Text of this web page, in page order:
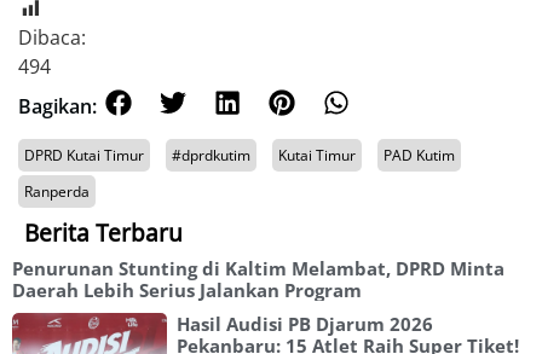
Dibaca:
494
Bagikan:
DPRD Kutai Timur #dprdkutim Kutai Timur
PAD Kutim
Ranperda
Berita Terbaru
Penurunan Stunting di Kaltim Melambat, DPRD Minta
Daerah Lebih Serius Jalankan Program
Hasil Audisi PB Djarum 2026
Pekanbaru: 15 Atlet Raih Super Tiket!